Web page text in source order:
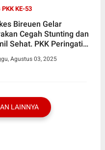
PKK KE-53
Bireuen Gelar
Cegah Stunting dan
Sehat. PKK Peringati
Agustus 03, 2025
LAINNYA